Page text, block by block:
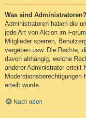
Was sind Administratoren?
Administratoren haben die
jede Art von Aktion im
Mitglieder sperren,
vergeben usw. Die Rechte,
davon abhängig, welche
anderer Administrator erteilt
Moderationsberechtigungen
erteilt wurde.
Nach oben